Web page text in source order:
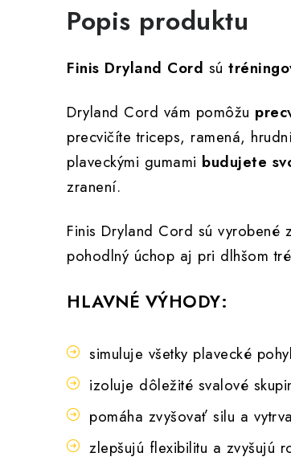
Popis produktu
Finis Dryland Cord sú
Dryland Cord vám pomôžu
precvičíte triceps, ramená,
plaveckými gumami budujete
zranení.
Finis Dryland Cord sú vyrobené
pohodlný úchop aj pri dlhšom
HLAVNÉ VÝHODY:
simuluje všetky plavecké
izoluje dôležité svalové
pomáha zvyšovať silu a
zlepšujú flexibilitu a zvyšujú